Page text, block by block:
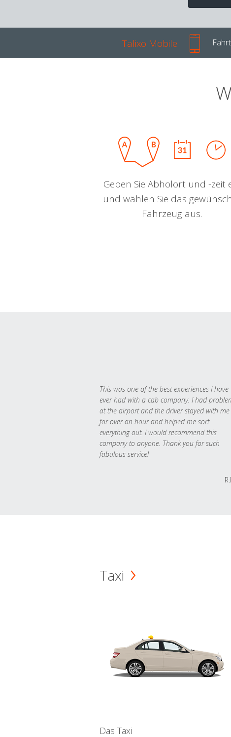
Talixo Mobile
Geben Sie Abholort und -zeit
und wählen Sie das
Fahrzeug aus.
This was one of the best experiences I have
ever had with a cab company. I had
at the airport and the driver stayed with me
for over an hour and helped me sort
everything out. I would recommend this
company to anyone. Thank you for such
fabulous service!
Taxi
Das Taxi